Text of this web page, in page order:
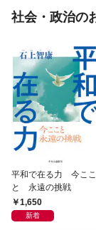
社会・政治の
平和で在る力 今ここ
と 永遠の挑戦
1,650
新着